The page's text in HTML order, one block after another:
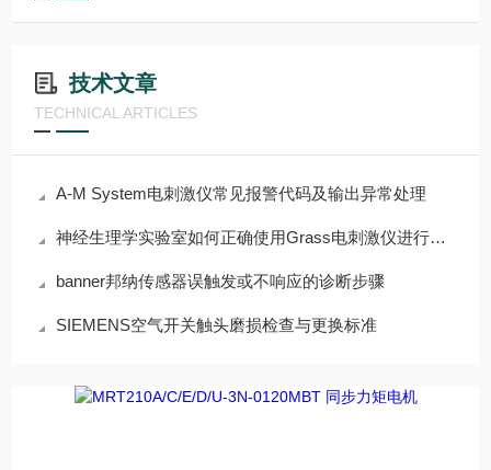
技术文章
TECHNICAL ARTICLES
A-M System电刺激仪常见报警代码及输出异常处理
神经生理学实验室如何正确使用Grass电刺激仪进行组织刺激
banner邦纳传感器误触发或不响应的诊断步骤
SIEMENS空气开关触头磨损检查与更换标准